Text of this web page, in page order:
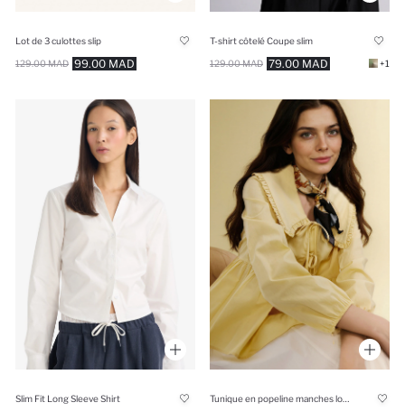
Lot de 3 culottes slip
99.00 MAD
129.00 MAD
T-shirt côtelé Coupe slim
79.00 MAD
129.00 MAD +1
Slim Fit Long Sleeve Shirt